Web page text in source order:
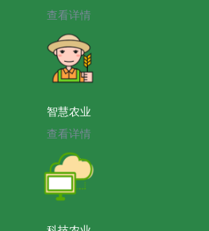
查看详情
智慧农业
查看详情